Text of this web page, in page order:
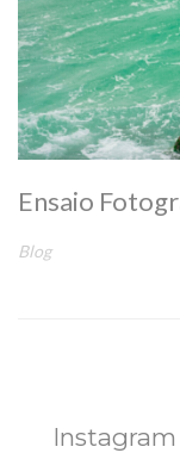
Ensaio
Blog